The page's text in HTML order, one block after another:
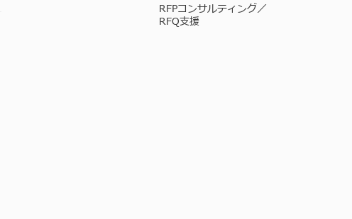
RFPコンサルティング／
RFQ支援